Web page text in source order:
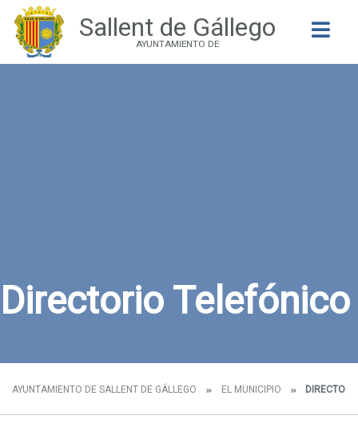
Sallent de Gállego
AYUNTAMIENTO DE
Buscar
Directorio Telefónico
AYUNTAMIENTO DE SALLENT DE GÁLLEGO EL MUNICIPIO